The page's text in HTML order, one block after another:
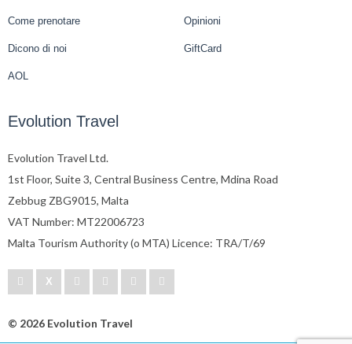
Come prenotare Opinioni
Dicono di noi GiftCard
AOL
Evolution Travel
Evolution Travel Ltd.
1st Floor, Suite 3, Central Business Centre, Mdina Road
Zebbug ZBG9015, Malta
VAT Number: MT22006723
Malta Tourism Authority (o MTA) Licence: TRA/T/69
© 2026 Evolution Travel